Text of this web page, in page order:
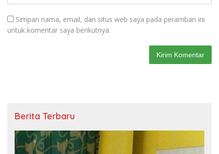
Simpan nama, email, dan situs web saya pada peramban ini
untuk komentar saya berikutnya.
Berita Terbaru